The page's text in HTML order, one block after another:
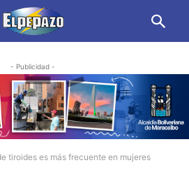
- Publicidad -
tiroides es más frecuente en mujeres